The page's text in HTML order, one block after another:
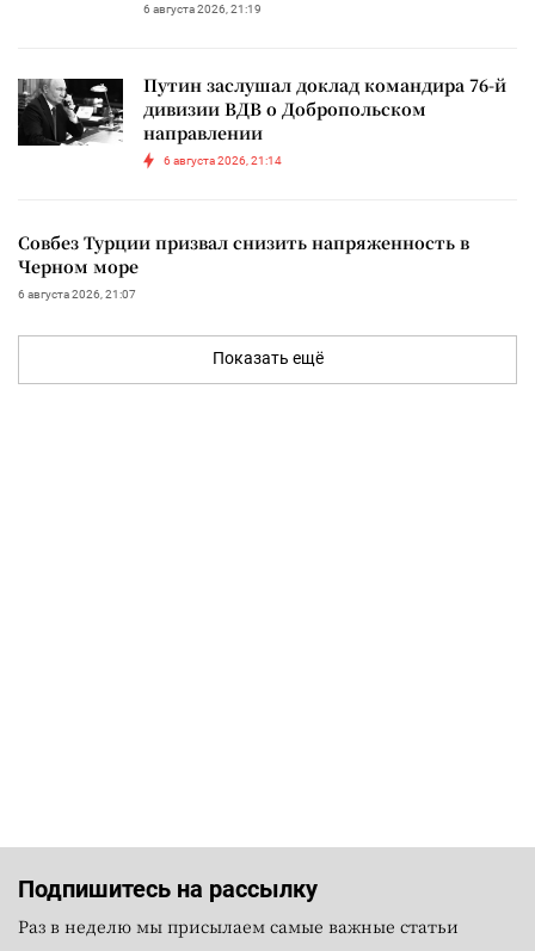
6 августа 2026, 21:19
Путин заслушал доклад командира 76-й
дивизии ВДВ о Добропольском
направлении
6 августа 2026, 21:14
Совбез Турции призвал снизить напряженность в
Черном море
6 августа 2026, 21:07
Показать ещё
Подпишитесь на рассылку
Раз в неделю мы присылаем самые важные статьи